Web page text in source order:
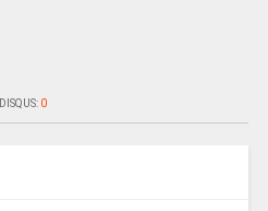
DISQUS: 0